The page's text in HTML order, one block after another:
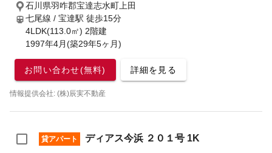
石川県羽咋郡宝達志水町上田
七尾線 / 宝達駅 徒歩15分
4LDK(113.0㎡) 2階建
1997年4月(築29年5ヶ月)
お問い合わせ(無料) 詳細を見る
情報提供会社: (株)辰実不動産
貸アパート ディアス今浜 ２０１号 1K